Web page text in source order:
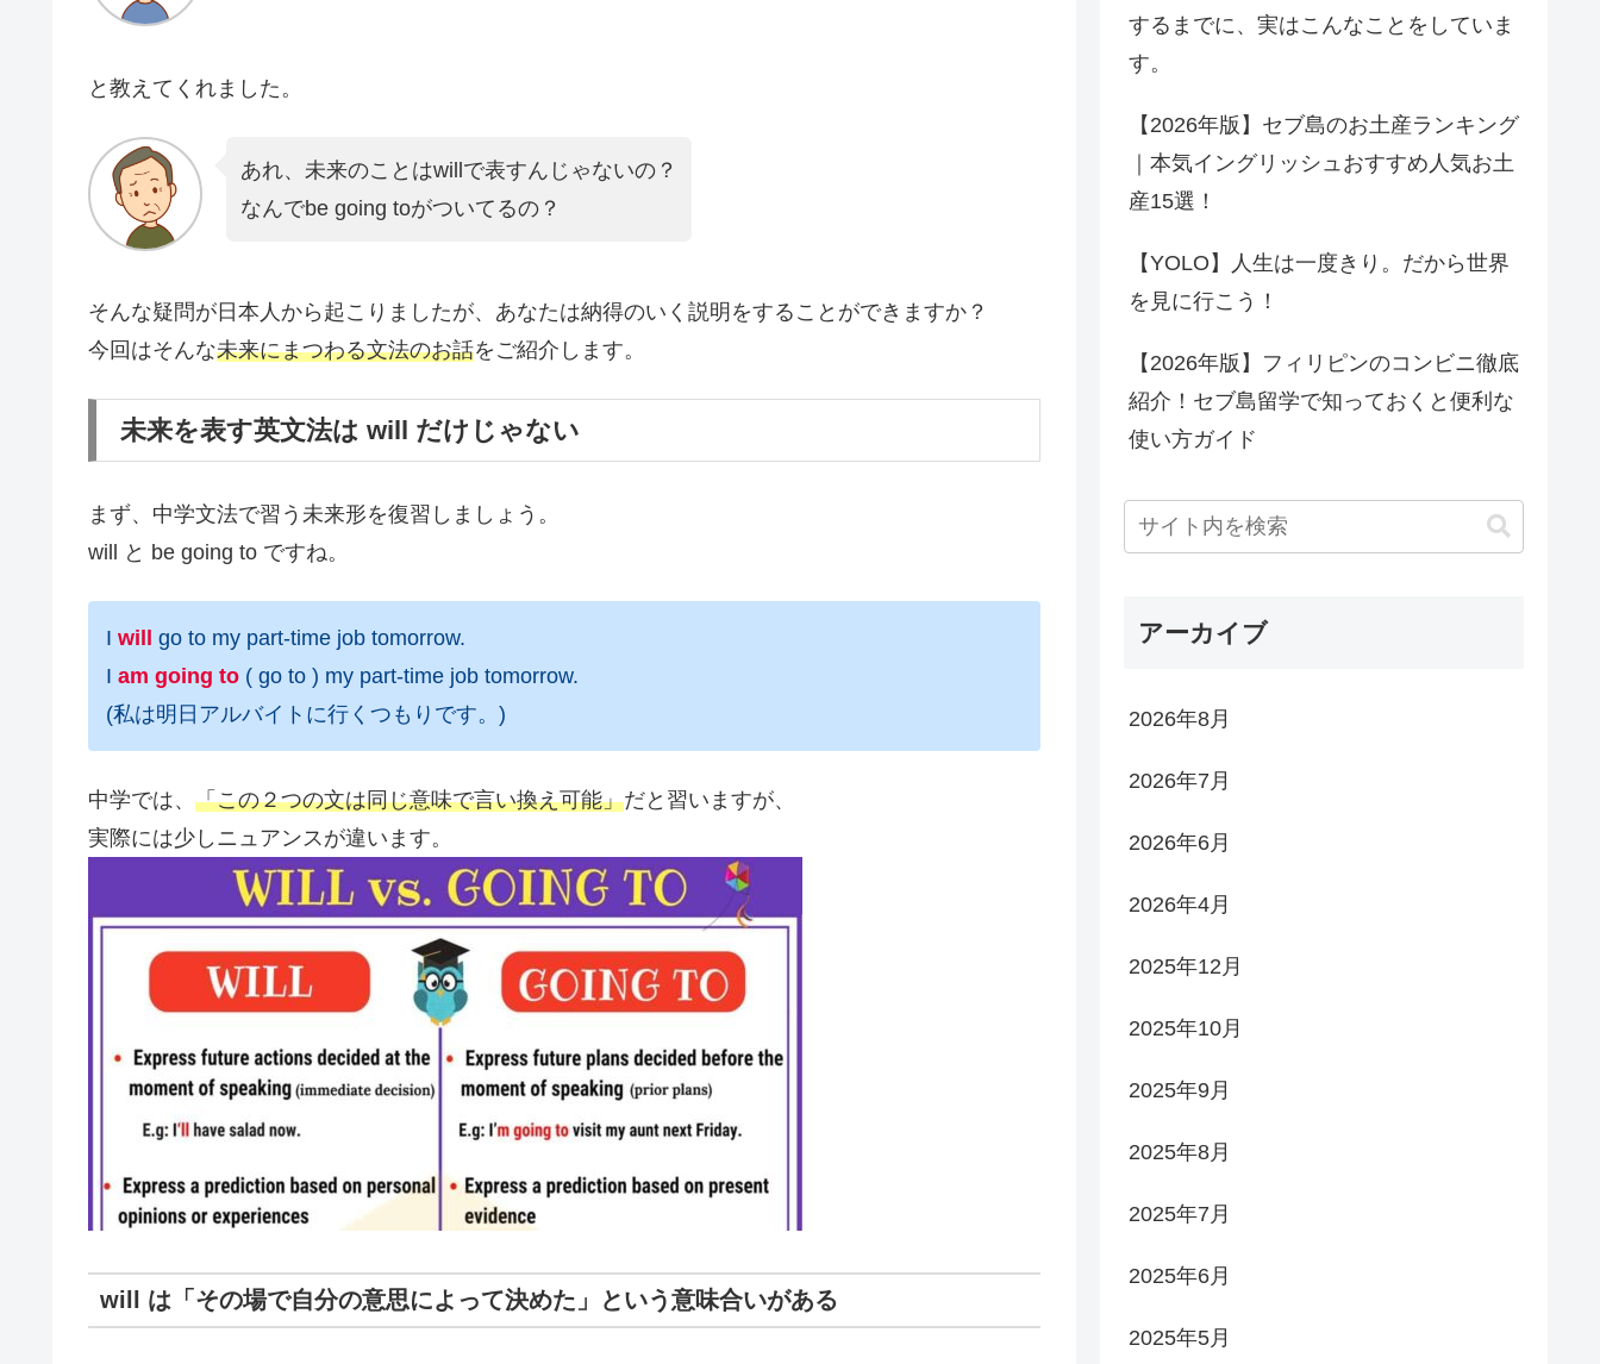
と教えてくれました。
あれ、未来のことはwillで表すんじゃないの？
なんでbe going toがついてるの？
そんな疑問が日本人から起こりましたが、あなたは納得のいく説明をすることができますか？
今回はそんな未来にまつわる文法のお話をご紹介します。
未来を表す英文法は will だけじゃない
まず、中学文法で習う未来形を復習しましょう。
will と be going to ですね。
I will
go to my part-time job tomorrow.
I am going to ( go to ) my part-time job tomorrow.
(私は明日アルバイトに行くつもりです。)
中学では、 「この２つの文は同じ意味で言い換え可能」だと習いますが、
実際には少しニュアンスが違います。
will は「その場で自分の意思によって決めた」という意味合いがある
するまでに、実はこんなことをしていま
す。
【2026年版】セブ島のお土産ランキング
｜本気イングリッシュおすすめ人気お土
産15選！
【YOLO】人生は一度きり。だから世界
を見に行こう！
【2026年版】フィリピンのコンビニ徹底
紹介！セブ島留学で知っておくと便利な
使い方ガイド
アーカイブ
2026年8月
2026年7月
2026年6月
2026年4月
2025年12月
2025年10月
2025年9月
2025年8月
2025年7月
2025年6月
2025年5月